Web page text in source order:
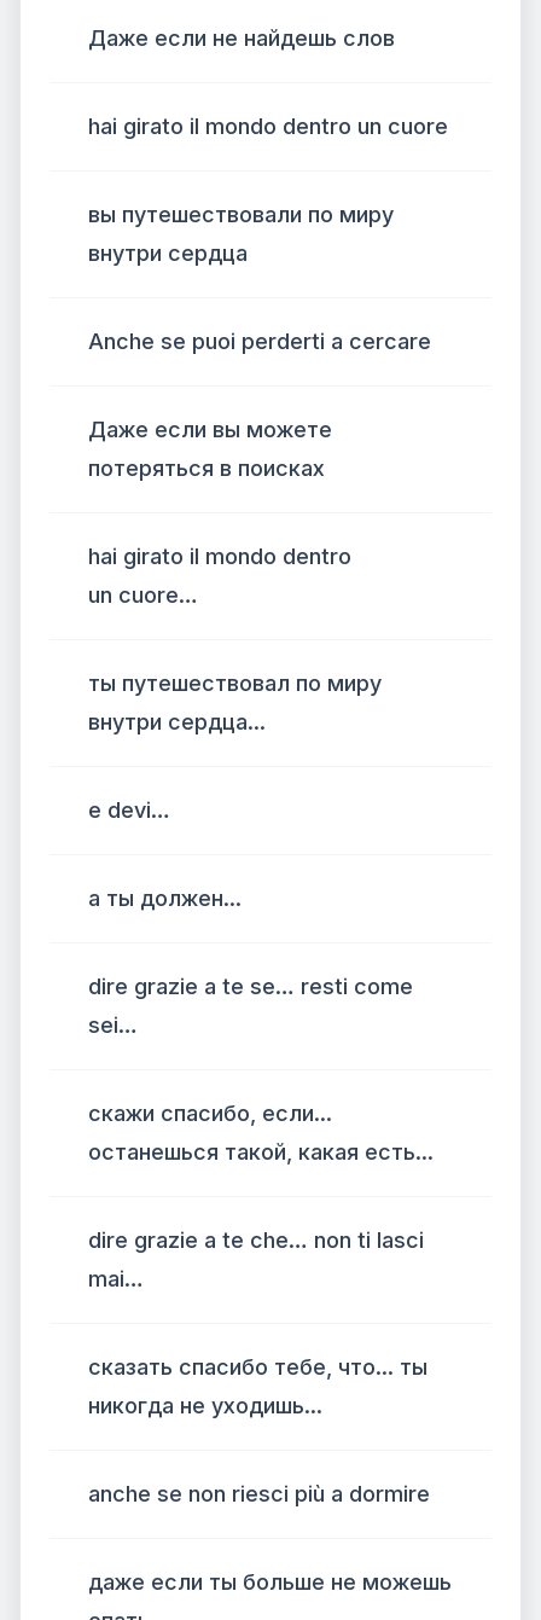
Даже если не найдешь слов
hai girato il mondo dentro un cuore
вы путешествовали по миру
внутри сердца
Anche se puoi perderti a cercare
Даже если вы можете
потеряться в поисках
hai girato il mondo dentro
un cuore…
ты путешествовал по миру
внутри сердца...
e devi…
а ты должен...
dire grazie a te se… resti come
sei…
скажи спасибо, если...
останешься такой, какая есть...
dire grazie a te che… non ti lasci
mai…
сказать спасибо тебе, что... ты
никогда не уходишь...
anche se non riesci più a dormire
даже если ты больше не можешь